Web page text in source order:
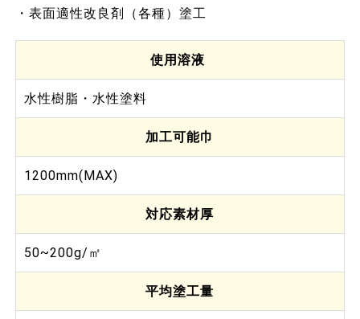
・表面適性改良剤（各種）塗工
使用溶液
水性樹脂・水性塗料
加工可能巾
1200mm(MAX)
対応素材厚
50~200g/㎡
平均塗工量